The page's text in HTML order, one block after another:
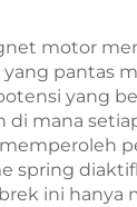
motor
yang pantas
yang
di mana
spring
ini hanya